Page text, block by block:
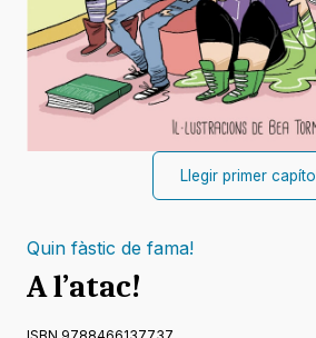
Llegir primer capítol
Quin fàstic de fama!
A l’atac!